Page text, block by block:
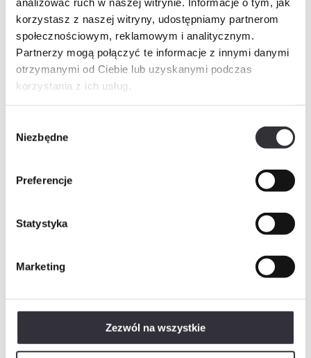
korzystasz z naszej witryny, udostępniamy partnerom
społecznościowym, reklamowym i analitycznym.
Partnerzy mogą połączyć te informacje z innymi danymi
otrzymanymi od Ciebie lub uzyskanymi podczas
korzystania z ich usług.
zgody
Niezbędne
Preferencje
Statystyka
Marketing
Zezwól na wszystkie
Powierzchnia
1 222 230,00 zł
Komórka lokatorska
Numer Powierzchnia